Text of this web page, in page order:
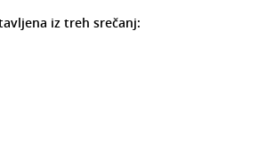
iz treh srečanj: